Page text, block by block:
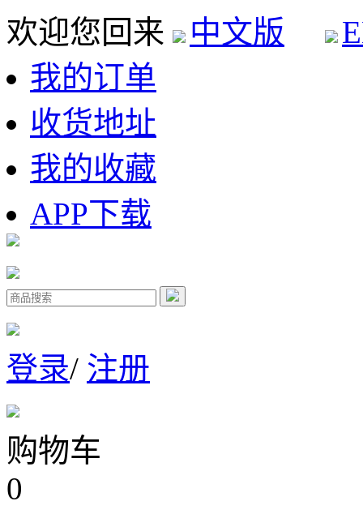
欢迎您回来 中文版
我的订单
收货地址
我的收藏
APP下载
登录/ 注册
购物车
0